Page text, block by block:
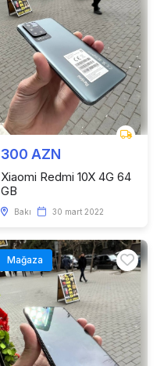
300 AZN
Xiaomi Redmi 10X 4G 64
GB
Bakı 30 mart 2022
Mağaza